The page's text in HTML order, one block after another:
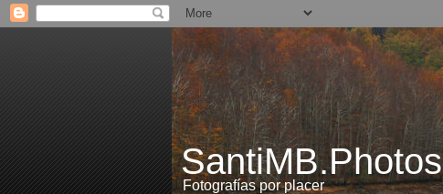
SantiMB.Photos
Fotografías por placer